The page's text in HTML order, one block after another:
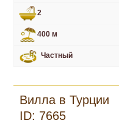
2
400 м
Частный
Вилла в Турции
ID: 7665